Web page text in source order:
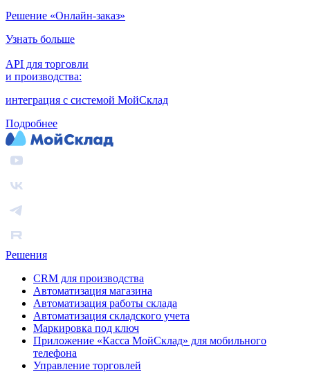
Решение «Онлайн-заказ»
Узнать больше
API для торговли
и производства:
интеграция с системой МойСклад
Подробнее
Решения
CRM для производства
Автоматизация магазина
Автоматизация работы склада
Автоматизация складского учета
Маркировка под ключ
Приложение «Касса МойСклад» для мобильного
телефона
Управление торговлей